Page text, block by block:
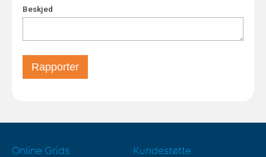
Beskjed
Online Grids Kundestøtte